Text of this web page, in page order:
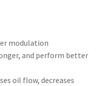
modulation
and perform better
oil flow, decreases